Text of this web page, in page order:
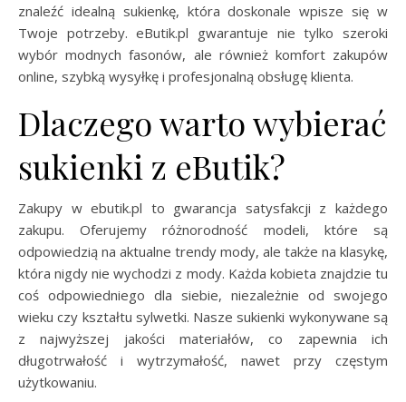
znaleźć idealną sukienkę, która doskonale wpisze się w
Twoje potrzeby. eButik.pl gwarantuje nie tylko szeroki
wybór modnych fasonów, ale również komfort zakupów
online, szybką wysyłkę i profesjonalną obsługę klienta.
Dlaczego warto wybierać
sukienki z eButik?
Zakupy w ebutik.pl to gwarancja satysfakcji z każdego
zakupu. Oferujemy różnorodność modeli, które są
odpowiedzią na aktualne trendy mody, ale także na klasykę,
która nigdy nie wychodzi z mody. Każda kobieta znajdzie tu
coś odpowiedniego dla siebie, niezależnie od swojego
wieku czy kształtu sylwetki. Nasze sukienki wykonywane są
z najwyższej jakości materiałów, co zapewnia ich
długotrwałość i wytrzymałość, nawet przy częstym
użytkowaniu.